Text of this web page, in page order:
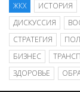
ЖКХ
ИСТОРИЯ
ДИСКУССИЯ
СТРАТЕГИЯ
БИЗНЕС
ЗДОРОВЬЕ